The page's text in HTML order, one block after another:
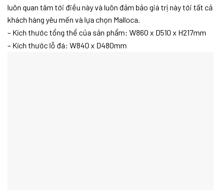
luôn quan tâm tới điều này và luôn đảm bảo giá trị này tới tất cả
khách hàng yêu mến và lựa chọn Malloca.
– Kích thước tổng thể của sản phẩm: W860 x D510 x H217mm
– Kích thước lỗ đá: W840 x D480mm